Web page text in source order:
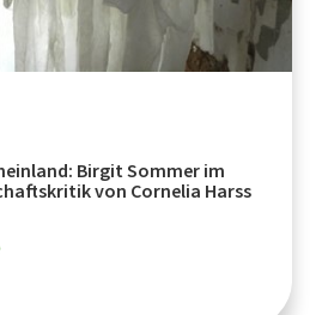
Birgit Sommer im
von Cornelia Harss